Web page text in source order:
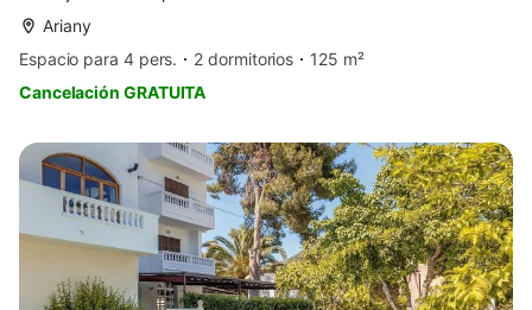
Ariany
Espacio para 4 pers.
2 dormitorios
125 m²
Cancelación GRATUITA